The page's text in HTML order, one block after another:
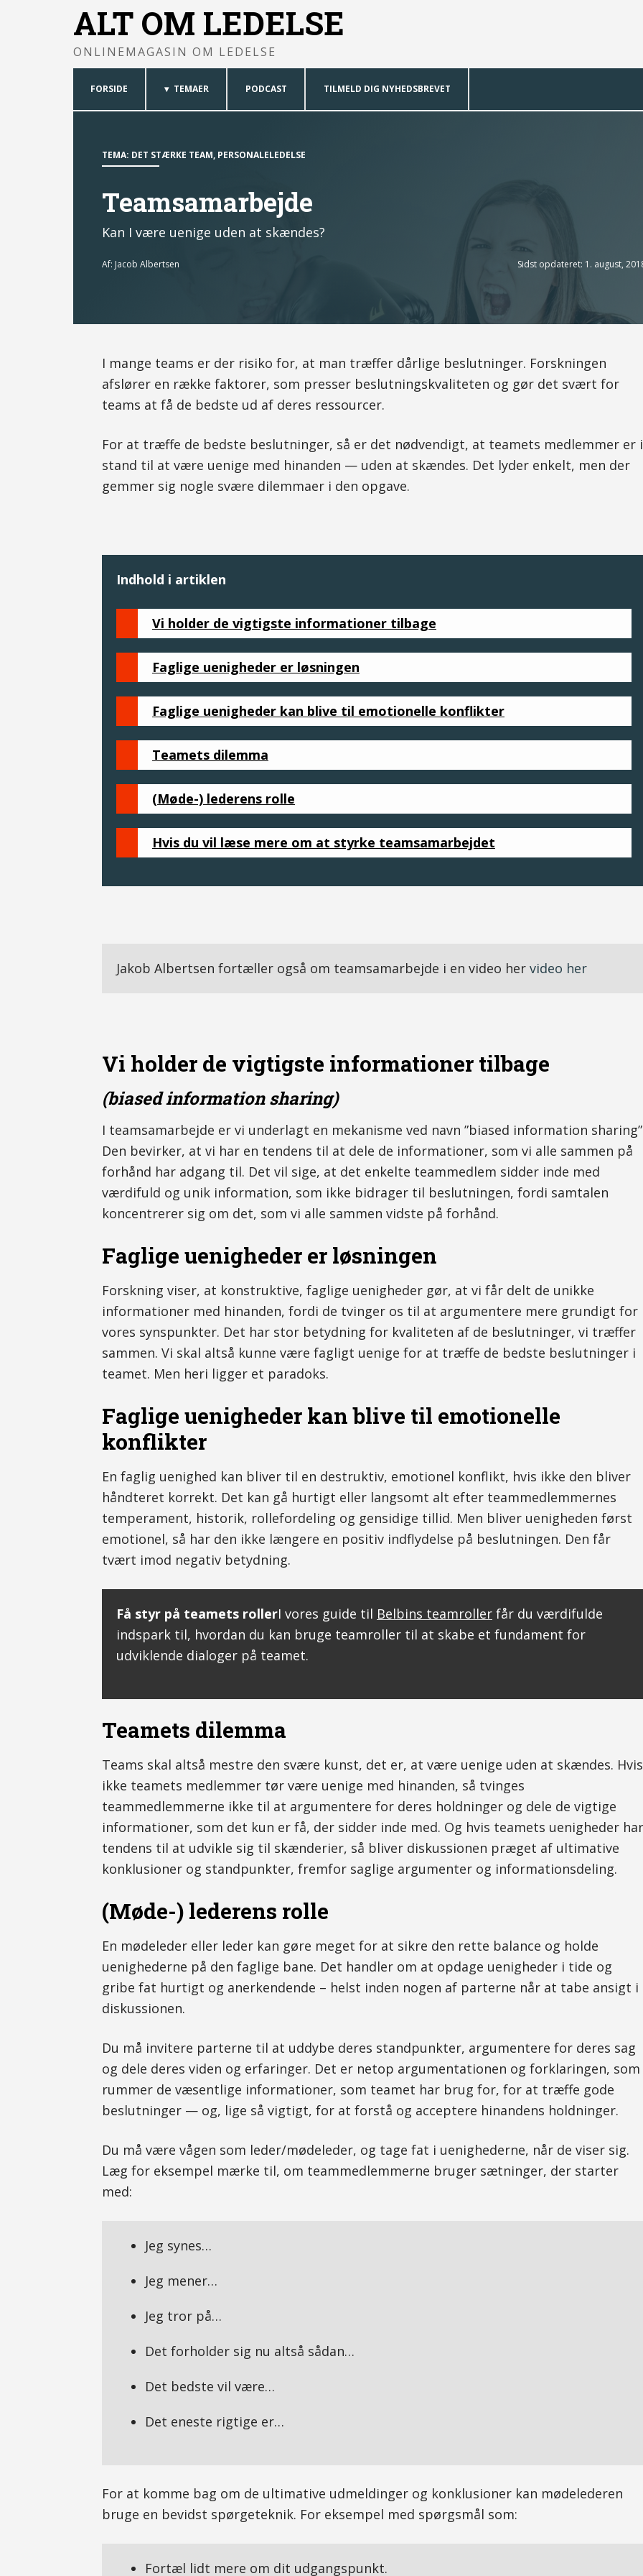
ALT OM LEDELSE
ONLINEMAGASIN OM LEDELSE
FORSIDE TEMAER PODCAST TILMELD DIG NYHEDSBREVET
TEMA: DET STÆRKE TEAM, PERSONALELEDELSE
Teamsamarbejde
Kan I være uenige uden at skændes?
Af: Jacob Albertsen Sidst opdateret: 1. august,
I mange teams er der risiko for, at man træffer dårlige beslutninger. Forskningen
afslører en række faktorer, som presser beslutningskvaliteten og gør det svært for
teams at få de bedste ud af deres ressourcer.
For at træffe de bedste beslutninger, så er det nødvendigt, at teamets medlemmer er i
stand til at være uenige med hinanden — uden at skændes. Det lyder enkelt, men der
gemmer sig nogle svære dilemmaer i den opgave.
Indhold i artiklen
Vi holder de vigtigste informationer tilbage
Faglige uenigheder er løsningen
Faglige uenigheder kan blive til emotionelle konflikter
Teamets dilemma
(Møde-) lederens rolle
Hvis du vil læse mere om at styrke teamsamarbejdet
Jakob Albertsen fortæller også om teamsamarbejde i en video her video her
Vi holder de vigtigste informationer tilbage
(biased information sharing)
I teamsamarbejde er vi underlagt en mekanisme ved navn ”biased information
Den bevirker, at vi har en tendens til at dele de informationer, som vi alle sammen på
forhånd har adgang til. Det vil sige, at det enkelte teammedlem sidder inde med
værdifuld og unik information, som ikke bidrager til beslutningen, fordi samtalen
koncentrerer sig om det, som vi alle sammen vidste på forhånd.
Faglige uenigheder er løsningen
Forskning viser, at konstruktive, faglige uenigheder gør, at vi får delt de unikke
informationer med hinanden, fordi de tvinger os til at argumentere mere grundigt for
vores synspunkter. Det har stor betydning for kvaliteten af de beslutninger, vi træffer
sammen. Vi skal altså kunne være fagligt uenige for at træffe de bedste beslutninger i
teamet. Men heri ligger et paradoks.
Faglige uenigheder kan blive til emotionelle
konflikter
En faglig uenighed kan bliver til en destruktiv, emotionel konflikt, hvis ikke den bliver
håndteret korrekt. Det kan gå hurtigt eller langsomt alt efter teammedlemmernes
temperament, historik, rollefordeling og gensidige tillid. Men bliver uenigheden først
emotionel, så har den ikke længere en positiv indflydelse på beslutningen. Den får
tvært imod negativ betydning.
Få styr på teamets rollerI vores guide til Belbins teamroller får du værdifulde
indspark til, hvordan du kan bruge teamroller til at skabe et fundament for
udviklende dialoger på teamet.
Teamets dilemma
Teams skal altså mestre den svære kunst, det er, at være uenige uden at skændes. Hvis
ikke teamets medlemmer tør være uenige med hinanden, så tvinges
teammedlemmerne ikke til at argumentere for deres holdninger og dele de vigtige
informationer, som det kun er få, der sidder inde med. Og hvis teamets uenigheder har
tendens til at udvikle sig til skænderier, så bliver diskussionen præget af ultimative
konklusioner og standpunkter, fremfor saglige argumenter og informationsdeling.
(Møde-) lederens rolle
En mødeleder eller leder kan gøre meget for at sikre den rette balance og holde
uenighederne på den faglige bane. Det handler om at opdage uenigheder i tide og
gribe fat hurtigt og anerkendende – helst inden nogen af parterne når at tabe ansigt i
diskussionen.
Du må invitere parterne til at uddybe deres standpunkter, argumentere for deres sag
og dele deres viden og erfaringer. Det er netop argumentationen og forklaringen, som
rummer de væsentlige informationer, som teamet har brug for, for at træffe gode
beslutninger — og, lige så vigtigt, for at forstå og acceptere hinandens holdninger.
Du må være vågen som leder/mødeleder, og tage fat i uenighederne, når de viser sig.
Læg for eksempel mærke til, om teammedlemmerne bruger sætninger, der starter
med:
Jeg synes…
Jeg mener…
Jeg tror på…
Det forholder sig nu altså sådan…
Det bedste vil være…
Det eneste rigtige er…
For at komme bag om de ultimative udmeldinger og konklusioner kan mødelederen
bruge en bevidst spørgeteknik. For eksempel med spørgsmål som:
Fortæl lidt mere om dit udgangspunkt.